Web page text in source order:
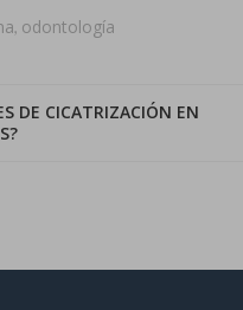
, odontología
DE CICATRIZACIÓN EN